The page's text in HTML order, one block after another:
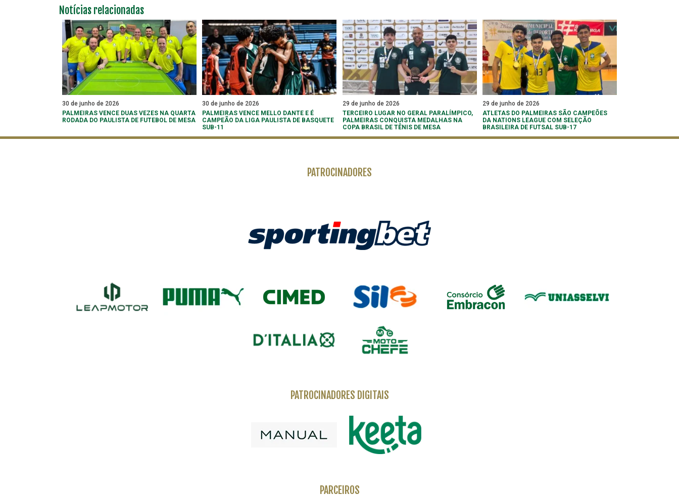
Notícias relacionadas
30 de junho de 2026
PALMEIRAS VENCE DUAS VEZES NA QUARTA
RODADA DO PAULISTA DE FUTEBOL DE MESA
30 de junho de 2026
PALMEIRAS VENCE MELLO DANTE E É
CAMPEÃO DA LIGA PAULISTA DE BASQUETE
SUB-11
29 de junho de 2026
TERCEIRO LUGAR NO GERAL PARALÍMPICO,
PALMEIRAS CONQUISTA MEDALHAS NA
COPA BRASIL DE TÊNIS DE MESA
29 de junho de 2026
ATLETAS DO PALMEIRAS SÃO CAMPEÕES
DA NATIONS LEAGUE COM SELEÇÃO
BRASILEIRA DE FUTSAL SUB-17
PATROCINADORES
PATROCINADORES DIGITAIS
PARCEIROS